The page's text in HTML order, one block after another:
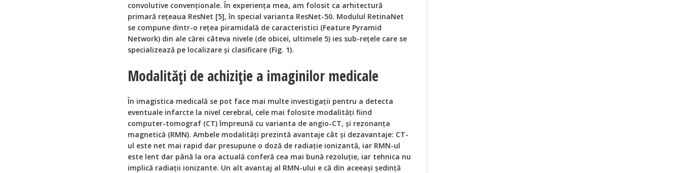
convolutive convenționale. În experiența mea, am folosit ca arhitectură
primară rețeaua ResNet [5], în special varianta ResNet-50. Modulul RetinaNet
se compune dintr-o rețea piramidală de caracteristici (Feature Pyramid
Network) din ale cărei câteva nivele (de obicei, ultimele 5) ies sub-rețele care se
specializează pe localizare și clasificare (Fig. 1).
Modalități de achiziție a imaginilor medicale
În imagistica medicală se pot face mai multe investigații pentru a detecta
eventuale infarcte la nivel cerebral, cele mai folosite modalități fiind
computer-tomograf (CT) împreună cu varianta de angio-CT, și rezonanța
magnetică (RMN). Ambele modalități prezintă avantaje cât și dezavantaje: CT-
ul este net mai rapid dar presupune o doză de radiație ionizantă, iar RMN-ul
este lent dar până la ora actuală conferă cea mai bună rezoluție, iar tehnica nu
implică radiații ionizante. Un alt avantaj al RMN-ului e că din aceeași ședință